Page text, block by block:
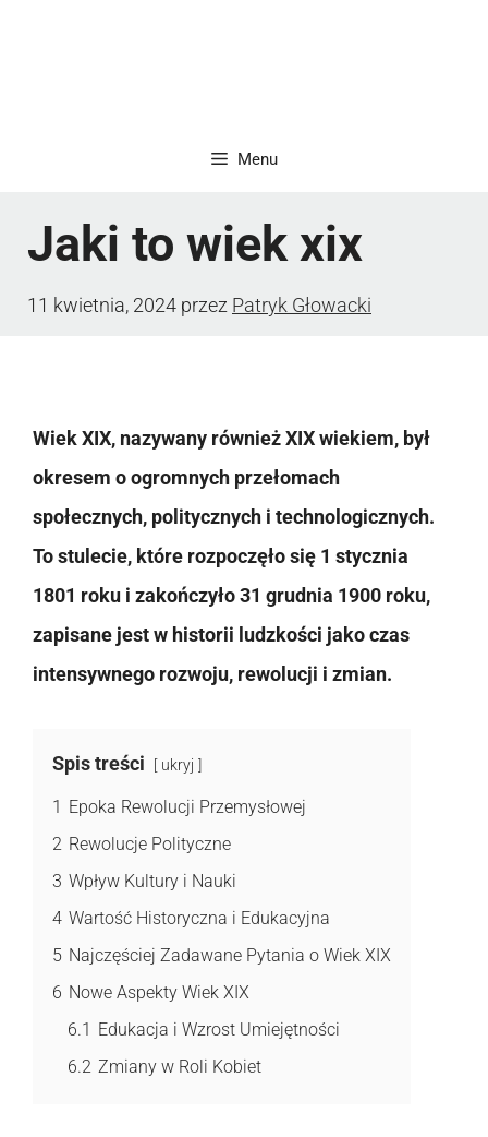
Menu
Jaki to wiek xix
11 kwietnia, 2024 przez Patryk Głowacki
Wiek XIX, nazywany również XIX wiekiem, był
okresem o ogromnych przełomach
społecznych, politycznych i technologicznych.
To stulecie, które rozpoczęło się 1 stycznia
1801 roku i zakończyło 31 grudnia 1900 roku,
zapisane jest w historii ludzkości jako czas
intensywnego rozwoju, rewolucji i zmian.
Spis treści ukryj
1 Epoka Rewolucji Przemysłowej
2 Rewolucje Polityczne
3 Wpływ Kultury i Nauki
4 Wartość Historyczna i Edukacyjna
5 Najczęściej Zadawane Pytania o Wiek XIX
6 Nowe Aspekty Wiek XIX
6.1 Edukacja i Wzrost Umiejętności
6.2 Zmiany w Roli Kobiet